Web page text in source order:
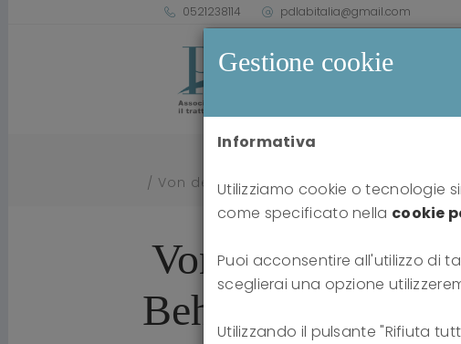
0521238114 pdlabitalia@gmail.com
Von der Schwierigkeit, sich ein Bild zu
Von der
Behandlung
Gestione cookie
Informativa
Utilizziamo cookie o tecnologie
come specificato nella cookie
Puoi acconsentire all'utilizzo di
sceglierai una opzione
Utilizzando il pulsante "Rifiuta